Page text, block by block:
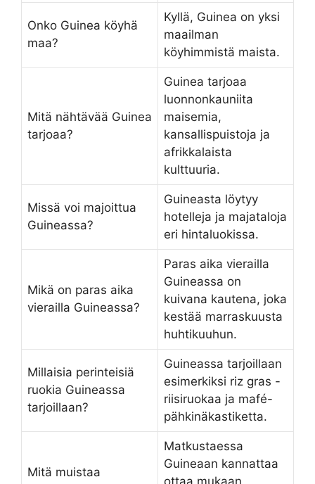
Onko Guinea köyhä
maa?
Kyllä, Guinea on yksi
maailman
köyhimmistä maista.
Mitä nähtävää Guinea
tarjoaa?
Guinea tarjoaa
luonnonkauniita
maisemia,
kansallispuistoja ja
afrikkalaista
kulttuuria.
Missä voi majoittua
Guineassa?
Guineasta löytyy
hotelleja ja majataloja
eri hintaluokissa.
Mikä on paras aika
vierailla Guineassa?
Paras aika vierailla
Guineassa on
kuivana kautena, joka
kestää marraskuusta
huhtikuuhun.
Millaisia perinteisiä
ruokia Guineassa
tarjoillaan?
Guineassa tarjoillaan
esimerkiksi riz gras -
riisiruokaa ja mafé-
pähkinäkastiketta.
Mitä muistaa
Matkustaessa
Guineaan kannattaa